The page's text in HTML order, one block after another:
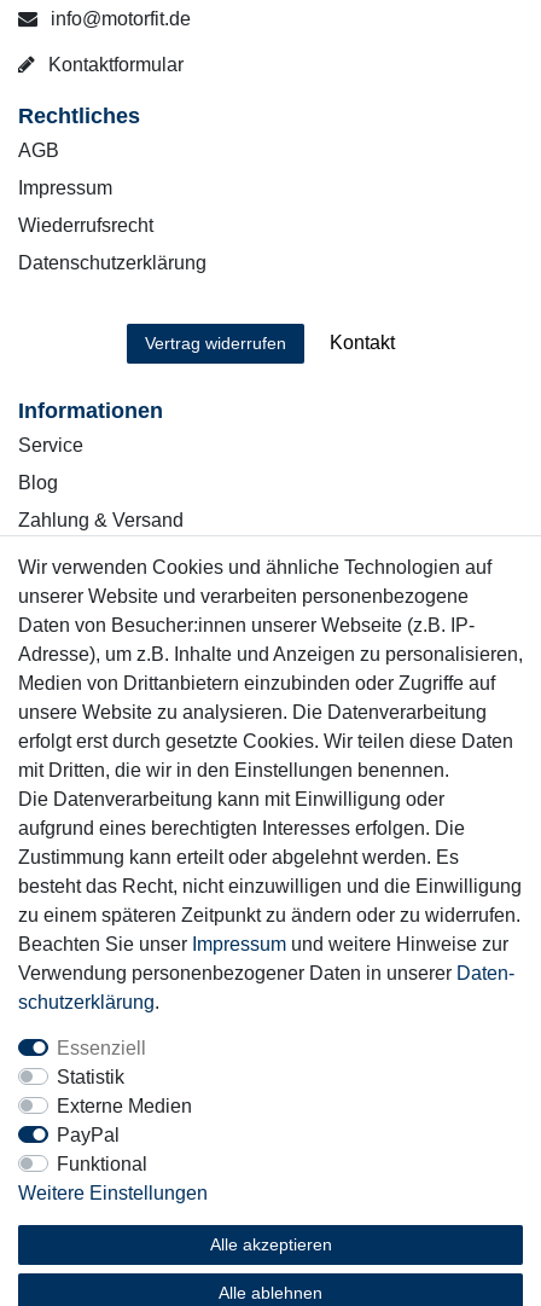
info@motorfit.de
Kontaktformular
Rechtliches
AGB
Impressum
Wiederrufsrecht
Datenschutzerklärung
Vertrag widerrufen Kontakt
Informationen
Service
Blog
Zahlung & Versand
Sicher einkaufen
Mitglied
Motor-Fit
© Copyright 2026 | Alle Rechte vorbehalten.
Wir verwenden Cookies und ähnliche Technologien auf
unserer Website und verarbeiten personenbezogene
Daten von Besucher:innen unserer Webseite (z.B. IP-
Adresse), um z.B. Inhalte und Anzeigen zu personalisieren,
Medien von Drittanbietern einzubinden oder Zugriffe auf
unsere Website zu analysieren. Die Datenverarbeitung
erfolgt erst durch gesetzte Cookies. Wir teilen diese Daten
mit Dritten, die wir in den Einstellungen benennen.
Die Datenverarbeitung kann mit Einwilligung oder
aufgrund eines berechtigten Interesses erfolgen. Die
Zustimmung kann erteilt oder abgelehnt werden. Es
besteht das Recht, nicht einzuwilligen und die Einwilligung
zu einem späteren Zeitpunkt zu ändern oder zu widerrufen.
Beachten Sie unser Impressum und weitere Hinweise zur
Verwendung personenbezogener Daten in unserer Daten­
schutz­erklärung.
Essenziell
Statistik
Externe Medien
PayPal
Funktional
Weitere Einstellungen
Alle akzeptieren
Alle ablehnen